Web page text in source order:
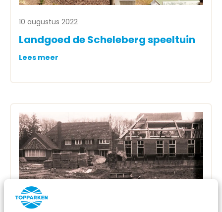
10 augustus 2022
Landgoed de Scheleberg speeltuin
Lees meer